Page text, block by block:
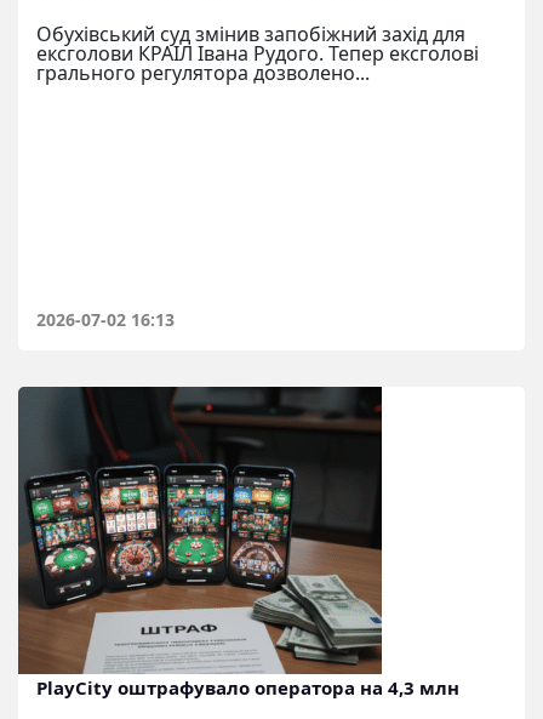
Обухівський суд змінив запобіжний захід для
ексголови КРАІЛ Івана Рудого. Тепер ексголові
грального регулятора дозволено...
2026-07-02 16:13
PlayCity оштрафувало оператора на 4,3 млн